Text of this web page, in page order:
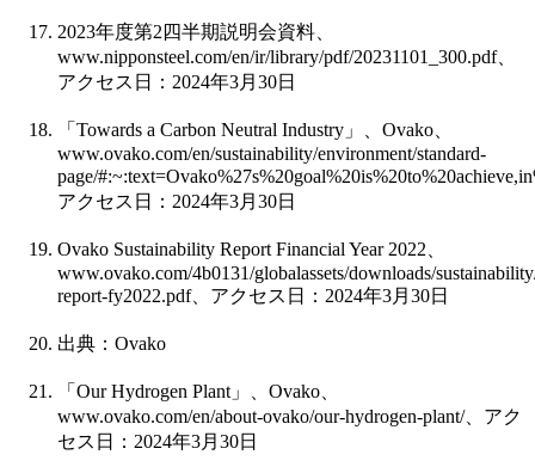
2023年度第2 四半期説明会資料、
www.nipponsteel.com/en/ir/library/pdf/20231101_300.pdf、
アクセス日： 2024年3月 30日
「 Towards a Carbon Neutral Industry 」、 Ovako
www.ovako.com/en/sustainability/environment/standard-
page/
アクセス日： 2024年3月 30日
Ovako Sustainability Report Financial Year 2022
www.ovako.com/4b0131/globalassets/downloads/
report-fy2022.pdf、アクセス日： 2024年3月 30日
出典： Ovako
「 Our Hydrogen Plant 」、 Ovako
www.ovako.com/en/about-ovako/our-hydrogen-plant/、アク
セス日： 2024年3月 30日